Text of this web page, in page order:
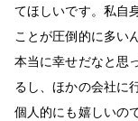
てほしいです。私自
ことが圧倒的に多い
本当に幸せだなと思
るし、ほかの会社に
個人的にも嬉しいの